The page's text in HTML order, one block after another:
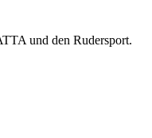
und den Rudersport.